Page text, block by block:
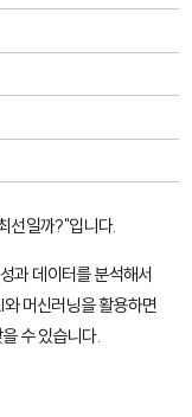
선일까?"입니다.
과 데이터를 분석해서
머신러닝을 활용하면
수 있습니다.